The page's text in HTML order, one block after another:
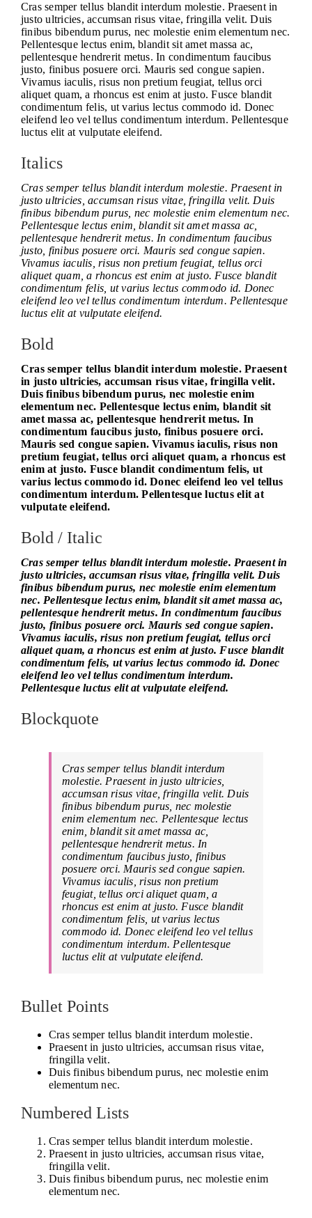
Cras semper tellus blandit interdum molestie. Praesent in
justo ultricies, accumsan risus vitae, fringilla velit. Duis
finibus bibendum purus, nec molestie enim elementum nec.
Pellentesque lectus enim, blandit sit amet massa ac,
pellentesque hendrerit metus. In condimentum faucibus
justo, finibus posuere orci. Mauris sed congue sapien.
Vivamus iaculis, risus non pretium feugiat, tellus orci
aliquet quam, a rhoncus est enim at justo. Fusce blandit
condimentum felis, ut varius lectus commodo id. Donec
eleifend leo vel tellus condimentum interdum. Pellentesque
luctus elit at vulputate eleifend.
Italics
Cras semper tellus blandit interdum molestie. Praesent in
justo ultricies, accumsan risus vitae, fringilla velit. Duis
finibus bibendum purus, nec molestie enim elementum nec.
Pellentesque lectus enim, blandit sit amet massa ac,
pellentesque hendrerit metus. In condimentum faucibus
justo, finibus posuere orci. Mauris sed congue sapien.
Vivamus iaculis, risus non pretium feugiat, tellus orci
aliquet quam, a rhoncus est enim at justo. Fusce blandit
condimentum felis, ut varius lectus commodo id. Donec
eleifend leo vel tellus condimentum interdum. Pellentesque
luctus elit at vulputate eleifend.
Bold
Cras semper tellus blandit interdum molestie. Praesent
in justo ultricies, accumsan risus vitae, fringilla velit.
Duis finibus bibendum purus, nec molestie enim
elementum nec. Pellentesque lectus enim, blandit sit
amet massa ac, pellentesque hendrerit metus. In
condimentum faucibus justo, finibus posuere orci.
Mauris sed congue sapien. Vivamus iaculis, risus non
pretium feugiat, tellus orci aliquet quam, a rhoncus est
enim at justo. Fusce blandit condimentum felis, ut
varius lectus commodo id. Donec eleifend leo vel tellus
condimentum interdum. Pellentesque luctus elit at
vulputate eleifend.
Bold / Italic
Cras semper tellus blandit interdum molestie. Praesent in
justo ultricies, accumsan risus vitae, fringilla velit. Duis
finibus bibendum purus, nec molestie enim elementum
nec. Pellentesque lectus enim, blandit sit amet massa ac,
pellentesque hendrerit metus. In condimentum faucibus
justo, finibus posuere orci. Mauris sed congue sapien.
Vivamus iaculis, risus non pretium feugiat, tellus orci
aliquet quam, a rhoncus est enim at justo. Fusce blandit
condimentum felis, ut varius lectus commodo id. Donec
eleifend leo vel tellus condimentum interdum.
Pellentesque luctus elit at vulputate eleifend.
Blockquote
Cras semper tellus blandit interdum
molestie. Praesent in justo ultricies,
accumsan risus vitae, fringilla velit. Duis
finibus bibendum purus, nec molestie
enim elementum nec. Pellentesque lectus
enim, blandit sit amet massa ac,
pellentesque hendrerit metus. In
condimentum faucibus justo, finibus
posuere orci. Mauris sed congue sapien.
Vivamus iaculis, risus non pretium
feugiat, tellus orci aliquet quam, a
rhoncus est enim at justo. Fusce blandit
condimentum felis, ut varius lectus
commodo id. Donec eleifend leo vel tellus
condimentum interdum. Pellentesque
luctus elit at vulputate eleifend.
Bullet Points
Cras semper tellus blandit interdum molestie.
Praesent in justo ultricies, accumsan risus vitae,
fringilla velit.
Duis finibus bibendum purus, nec molestie enim
elementum nec.
Numbered Lists
Cras semper tellus blandit interdum molestie.
Praesent in justo ultricies, accumsan risus vitae,
fringilla velit.
Duis finibus bibendum purus, nec molestie enim
elementum nec.